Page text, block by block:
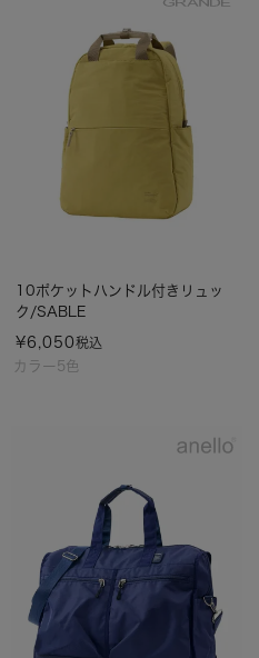
カラー5色
10ポケットハンドル付きリュッ
ク/SABLE
¥6,050税込